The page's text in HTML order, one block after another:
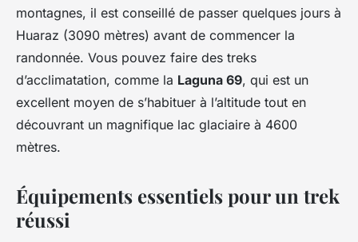
montagnes, il est conseillé de passer quelques jours à
Huaraz (3090 mètres) avant de commencer la
randonnée. Vous pouvez faire des treks
d’acclimatation, comme la Laguna 69, qui est un
excellent moyen de s’habituer à l’altitude tout en
découvrant un magnifique lac glaciaire à 4600
mètres.
Équipements essentiels pour un trek
réussi